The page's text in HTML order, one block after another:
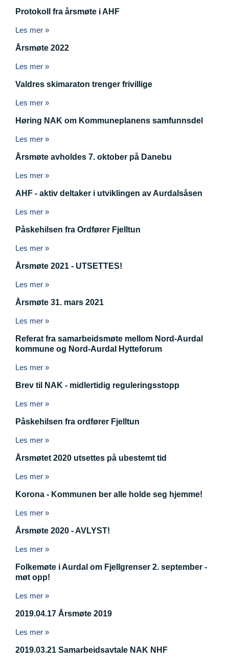
Protokoll fra årsmøte i AHF
Les mer »
Årsmøte 2022
Les mer »
Valdres skimaraton trenger frivillige
Les mer »
Høring NAK om Kommuneplanens samfunnsdel
Les mer »
Årsmøte avholdes 7. oktober på Danebu
Les mer »
AHF - aktiv deltaker i utviklingen av Aurdalsåsen
Les mer »
Påskehilsen fra Ordfører Fjelltun
Les mer »
Årsmøte 2021 - UTSETTES!
Les mer »
Årsmøte 31. mars 2021
Les mer »
Referat fra samarbeidsmøte mellom Nord-Aurdal
kommune og Nord-Aurdal Hytteforum
Les mer »
Brev til NAK - midlertidig reguleringsstopp
Les mer »
Påskehilsen fra ordfører Fjelltun
Les mer »
Årsmøtet 2020 utsettes på ubestemt tid
Les mer »
Korona - Kommunen ber alle holde seg hjemme!
Les mer »
Årsmøte 2020 - AVLYST!
Les mer »
Folkemøte i Aurdal om Fjellgrenser 2. september -
møt opp!
Les mer »
2019.04.17 Årsmøte 2019
Les mer »
2019.03.21 Samarbeidsavtale NAK NHF